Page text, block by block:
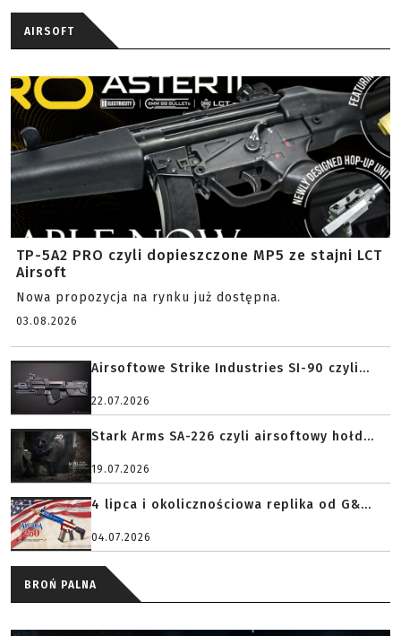
AIRSOFT
TP-5A2 PRO czyli dopieszczone MP5 ze stajni LCT
Airsoft
Nowa propozycja na rynku już dostępna.
03.08.2026
Airsoftowe Strike Industries SI-90 czyli...
22.07.2026
Stark Arms SA-226 czyli airsoftowy hołd...
19.07.2026
4 lipca i okolicznościowa replika od G&...
04.07.2026
BROŃ PALNA